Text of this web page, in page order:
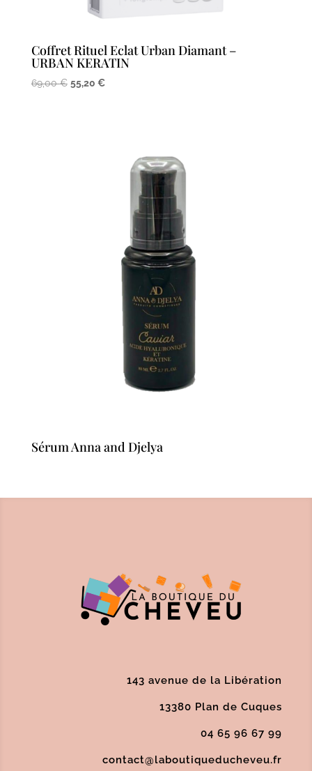
Coffret Rituel Eclat Urban Diamant –
URBAN KERATIN
69,00€ Le
55,20 €Le
Sérum Anna and Djelya
143 avenue de la Libération
13380 Plan de Cuques
04 65 96 67 99
contact@laboutiqueducheveu.fr